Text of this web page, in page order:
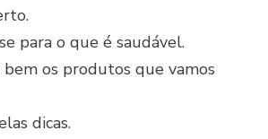
para o que é saudável.
bem os produtos que vamos
dicas.